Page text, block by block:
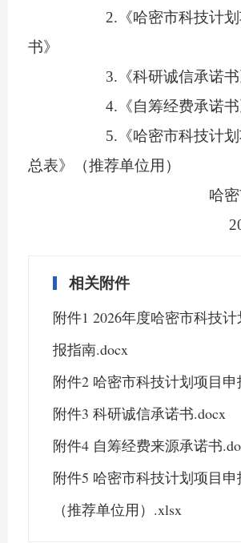
2.《哈密市科技计划
书》
3.《科研诚信承诺书
4.《自筹经费承诺书
5.《哈密市科技计划
总表》（推荐单位用）
哈
相关附件
附件1 2026年度哈密市科技计
报指南.docx
附件2 哈密市科技计划项目申
附件3 科研诚信承诺书.docx
附件4 自筹经费来源承诺书
附件5 哈密市科技计划项目
（推荐单位用）.xlsx